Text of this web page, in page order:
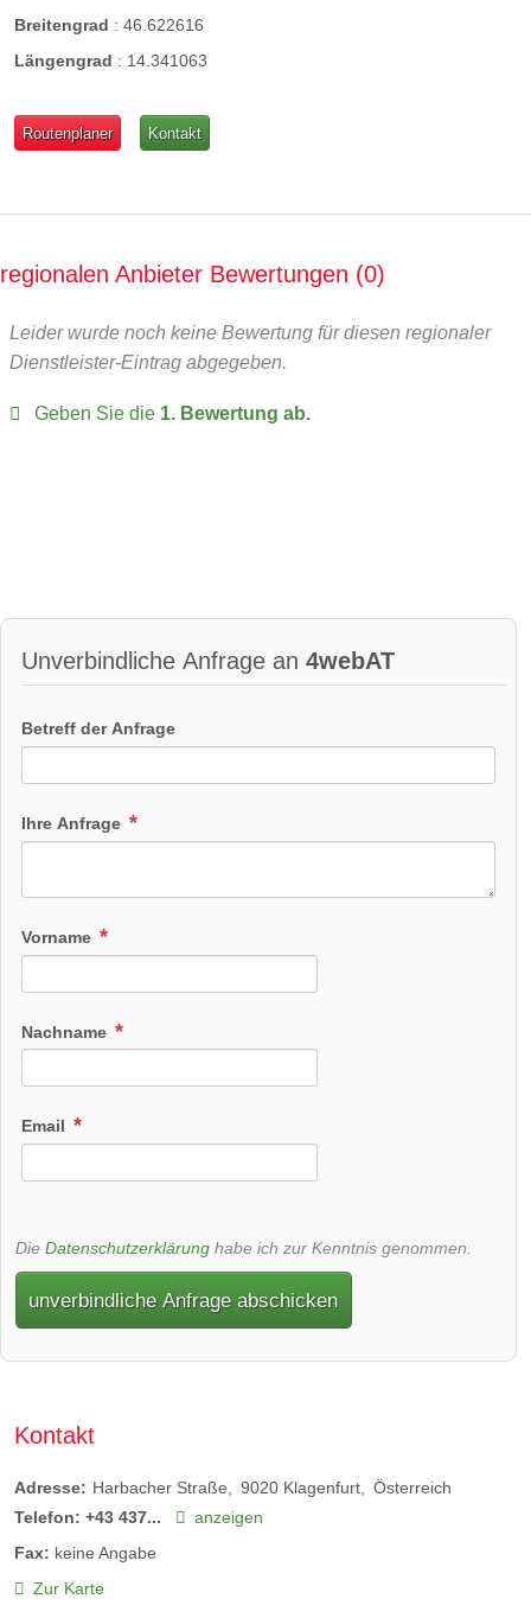
Breitengrad : 46.622616
Längengrad : 14.341063
Routenplaner Kontakt
regionalen Anbieter Bewertungen 0
Leider wurde noch keine Bewertung für diesen regionaler
Dienstleister-Eintrag abgegeben.
Geben Sie die 1. Bewertung ab.
Unverbindliche Anfrage an 4webAT
Betreff der Anfrage
Ihre Anfrage
Vorname
Nachname
Email
Die Datenschutzerklärung habe ich zur Kenntnis genommen.
unverbindliche Anfrage abschicken
Kontakt
Adresse: Harbacher Straße 9020 Klagenfurt
Österreich
Telefon: +43 437...
anzeigen
Fax: keine Angabe
Zur Karte